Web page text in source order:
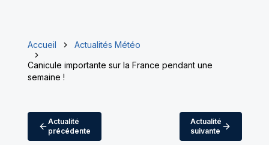
Accueil
Actualités Météo
Canicule importante sur la France pendant une
semaine !
Actualité
précédente
Actualité
suivante